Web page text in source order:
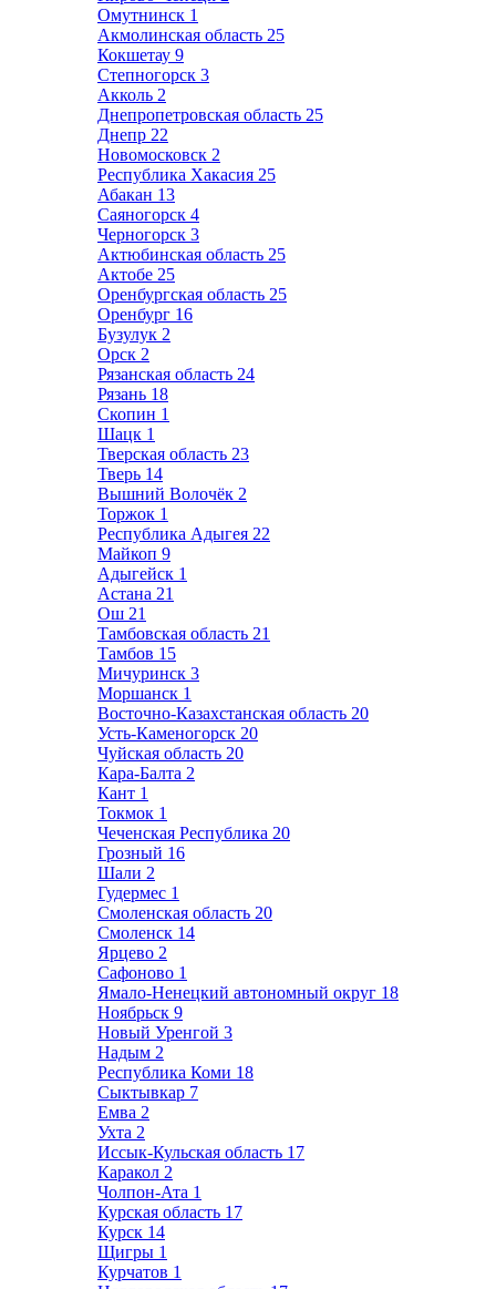
Омутнинск 1
Акмолинская область 25
Кокшетау 9
Степногорск 3
Акколь 2
Днепропетровская область 25
Днепр 22
Новомосковск 2
Республика Хакасия 25
Абакан 13
Саяногорск 4
Черногорск 3
Актюбинская область 25
Актобе 25
Оренбургская область 25
Оренбург 16
Бузулук 2
Орск 2
Рязанская область 24
Рязань 18
Скопин 1
Шацк 1
Тверская область 23
Тверь 14
Вышний Волочёк 2
Торжок 1
Республика Адыгея 22
Майкоп 9
Адыгейск 1
Астана 21
Ош 21
Тамбовская область 21
Тамбов 15
Мичуринск 3
Моршанск 1
Восточно-Казахстанская область 20
Усть-Каменогорск 20
Чуйская область 20
Кара-Балта 2
Кант 1
Токмок 1
Чеченская Республика 20
Грозный 16
Шали 2
Гудермес 1
Смоленская область 20
Смоленск 14
Ярцево 2
Сафоново 1
Ямало-Ненецкий автономный округ 18
Ноябрьск 9
Новый Уренгой 3
Надым 2
Республика Коми 18
Сыктывкар 7
Емва 2
Ухта 2
Иссык-Кульская область 17
Каракол 2
Чолпон-Ата 1
Курская область 17
Курск 14
Щигры 1
Курчатов 1